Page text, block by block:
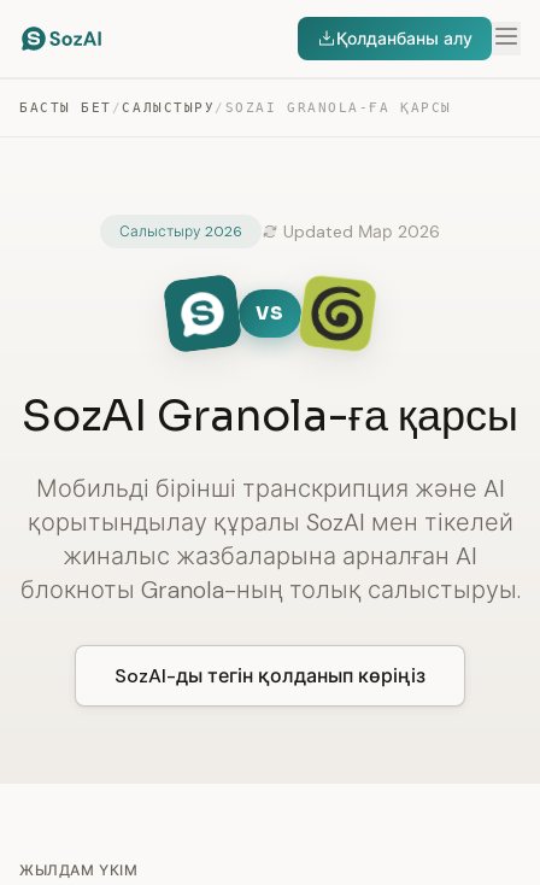
Қолданбаны алу
БАСТЫ БЕТ /САЛЫСТЫРУ / SOZAI GRANOLA-ҒА ҚАРСЫ
Салыстыру 2026 Updated Мар 2026
VS
SozAI Granola-ға қарсы
Мобильді бірінші транскрипция және AI
қорытындылау құралы SozAI мен тікелей
жиналыс жазбаларына арналған AI
блокноты Granola-ның толық салыстыруы.
SozAI-ды тегін қолданып көріңіз
ЖЫЛДАМ ҮКІМ